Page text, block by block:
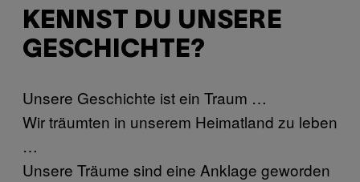
KENNST DU UNSERE
GESCHICHTE?
Unsere Geschichte ist ein Traum …
Wir träumten in unserem Heimatland zu leben
…
Unsere Träume sind eine Anklage geworden